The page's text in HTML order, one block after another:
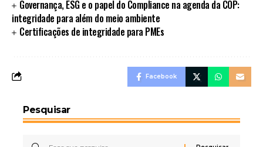
Governança, ESG e o papel do Compliance na agenda da COP:
integridade para além do meio ambiente
Certificações de integridade para PMEs
Facebook
Pesquisar